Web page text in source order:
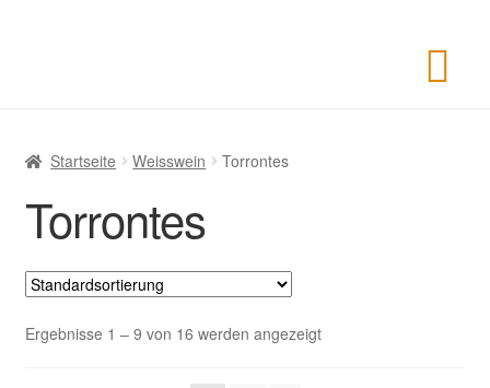
Startseite Weisswein Torrontes
Torrontes
Ergebnisse 1 – 9 von 16 werden angezeigt